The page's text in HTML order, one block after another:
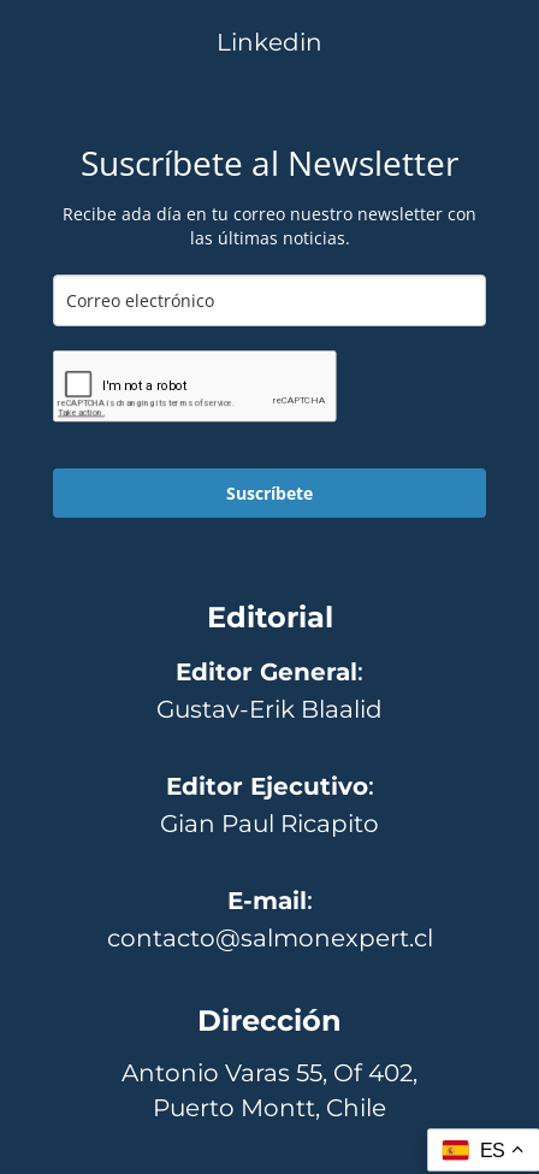
Linkedin
Suscríbete al Newsletter
Recibe ada día en tu correo nuestro newsletter con
las últimas noticias.
Suscríbete
Editorial
Editor General:
Gustav-Erik Blaalid
Editor Ejecutivo:
Gian Paul Ricapito
E-mail:
contacto@salmonexpert.cl
Dirección
Antonio Varas 55, Of 402,
Puerto Montt, Chile
ES